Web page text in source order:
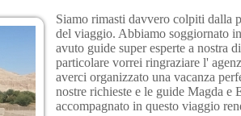
Siamo rimasti davvero colpiti dalla
del viaggio. Abbiamo soggiornato
avuto guide super esperte a nostra
particolare vorrei ringraziare l'
averci organizzato una vacanza
nostre richieste e le guide Magda e
accompagnato in questo viaggio